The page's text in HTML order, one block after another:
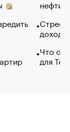
нефти
Что
для